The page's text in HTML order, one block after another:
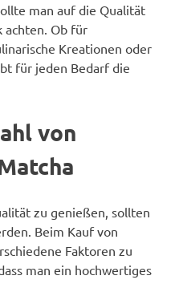
man auf die Qualität
achten. Ob für
Kreationen oder
für jeden Bedarf die
von
zu genießen, sollten
Beim Kauf von
Faktoren zu
man ein hochwertiges